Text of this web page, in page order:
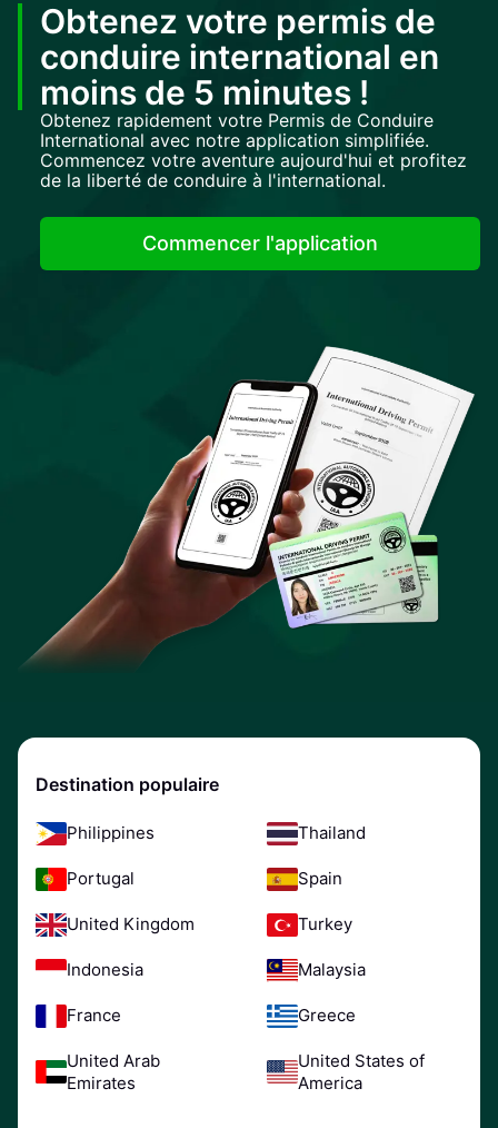
Obtenez votre permis de
conduire international en
moins de 5 minutes !
Obtenez rapidement votre Permis de Conduire
International avec notre application simplifiée.
Commencez votre aventure aujourd'hui et profitez
de la liberté de conduire à l'international.
Commencer l'application
Destination populaire
Philippines Thailand
Portugal Spain
United Kingdom Turkey
Indonesia Malaysia
France Greece
United Arab
Emirates
United States of
America